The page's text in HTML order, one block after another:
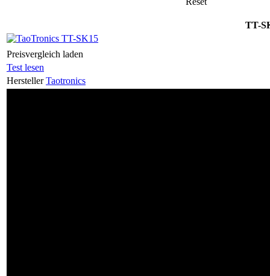
TT-
Preisvergleich laden
Test lesen
Hersteller Taotronics